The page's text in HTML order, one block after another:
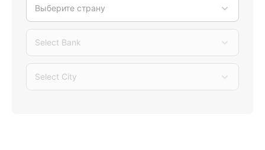
Выберите страну
Select Bank
Select City